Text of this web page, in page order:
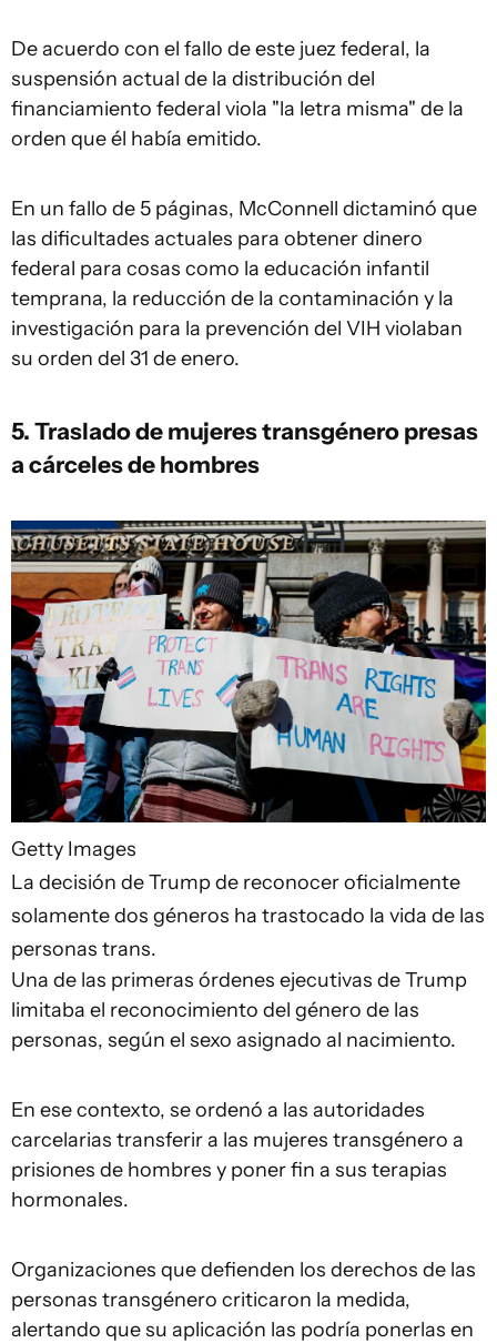
De acuerdo con el fallo de este juez federal, la
suspensión actual de la distribución del
financiamiento federal viola "la letra misma" de la
orden que él había emitido.
En un fallo de 5 páginas, McConnell dictaminó que
las dificultades actuales para obtener dinero
federal para cosas como la educación infantil
temprana, la reducción de la contaminación y la
investigación para la prevención del VIH violaban
su orden del 31 de enero.
5. Traslado de mujeres transgénero presas
a cárceles de hombres
Getty Images
La decisión de Trump de reconocer oficialmente
solamente dos géneros ha trastocado la vida de las
personas trans.
Una de las primeras órdenes ejecutivas de Trump
limitaba el reconocimiento del género de las
personas, según el sexo asignado al nacimiento.
En ese contexto, se ordenó a las autoridades
carcelarias transferir a las mujeres transgénero a
prisiones de hombres y poner fin a sus terapias
hormonales.
Organizaciones que defienden los derechos de las
personas transgénero criticaron la medida,
alertando que su aplicación las podría ponerlas en